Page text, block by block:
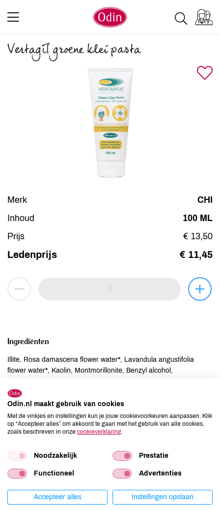
Vertagil groene klei pasta
Merk
CHI
Inhoud
100 ML
Prijs
€ 13,50
Ledenprijs € 11,45
Ingrediënten
Illite, Rosa damascena flower water*, Lavandula angustifolia
flower water*, Kaolin, Montmorillonite, Benzyl alcohol,
Allergenen
Aardnoten
onbekend
Gluten
onbekend
Lupine
onbekend
Mosterd
onbekend
Noten
onbekend
Odin.nl maakt gebruik van cookies
Met de vinkjes en instellingen kun je jouw cookievoorkeuren aanpassen. Klik
op “Accepteer alles” om akkoord te gaan met het gebruik van alle cookies,
zoals beschreven in onze cookieverklaring
Noodzakelijk Prestatie
Functioneel Advertenties
Accepteer alles Instellingen opslaan